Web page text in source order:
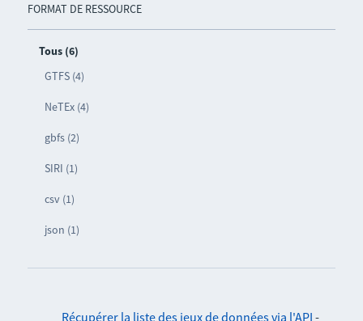
FORMAT DE RESSOURCE
Tous (6)
GTFS (4)
NeTEx (4)
gbfs (2)
SIRI (1)
csv (1)
json (1)
Récupérer la liste des jeux de données via l'API -